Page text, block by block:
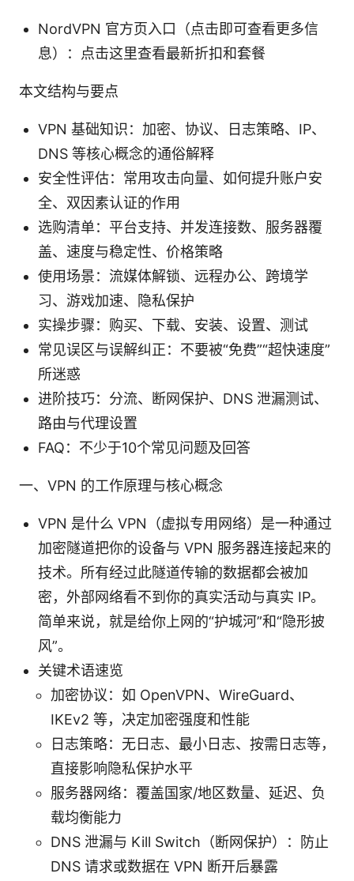
NordVPN 官方页入口（点击即可查看更多信
息）：点击这里查看最新折扣和套餐
本文结构与要点
VPN 基础知识：加密、协议、日志策略、IP、
DNS 等核心概念的通俗解释
安全性评估：常用攻击向量、如何提升账户安
全、双因素认证的作用
选购清单：平台支持、并发连接数、服务器覆
盖、速度与稳定性、价格策略
使用场景：流媒体解锁、远程办公、跨境学
习、游戏加速、隐私保护
实操步骤：购买、下载、安装、设置、测试
常见误区与误解纠正：不要被“免费”“超快速度”
所迷惑
进阶技巧：分流、断网保护、DNS 泄漏测试、
路由与代理设置
FAQ：不少于10个常见问题及回答
一、VPN 的工作原理与核心概念
VPN 是什么 VPN（虚拟专用网络）是一种通过
加密隧道把你的设备与 VPN 服务器连接起来的
技术。所有经过此隧道传输的数据都会被加
密，外部网络看不到你的真实活动与真实 IP。
简单来说，就是给你上网的“护城河”和“隐形披
风”。
关键术语速览
加密协议：如 OpenVPN、WireGuard、
IKEv2 等，决定加密强度和性能
日志策略：无日志、最小日志、按需日志等，
直接影响隐私保护水平
服务器网络：覆盖国家/地区数量、延迟、负
载均衡能力
DNS 泄漏与 Kill Switch（断网保护）：防止
DNS 请求或数据在 VPN 断开后暴露